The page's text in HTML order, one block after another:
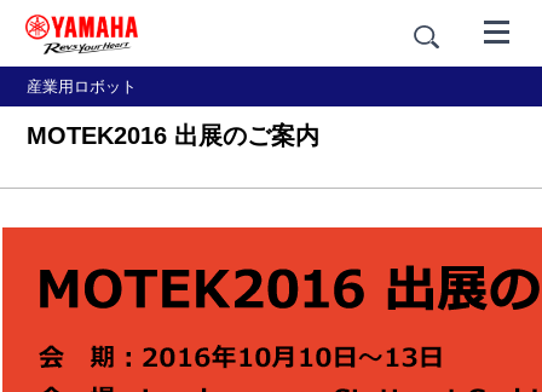
産業用ロボット
MOTEK2016 出展のご案内